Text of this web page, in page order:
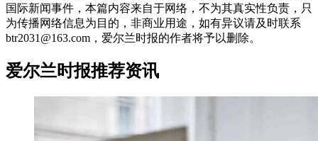
国际新闻事件，本篇内容来自于网络，不为其真实性负责，只
为传播网络信息为目的，非商业用途，如有异议请及时联系
btr2031@163.com，爱尔兰时报的作者将予以删除。
爱尔兰时报推荐资讯